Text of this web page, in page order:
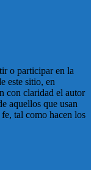
o participar en la
este sitio, en
con claridad el autor
aquellos que usan
tal como hacen los